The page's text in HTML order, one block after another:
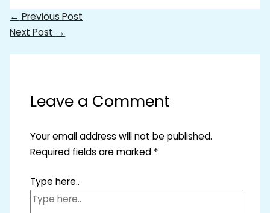
← Previous Post
Next Post →
Leave a Comment
Your email address will not be published.
Required fields are marked *
Type here..